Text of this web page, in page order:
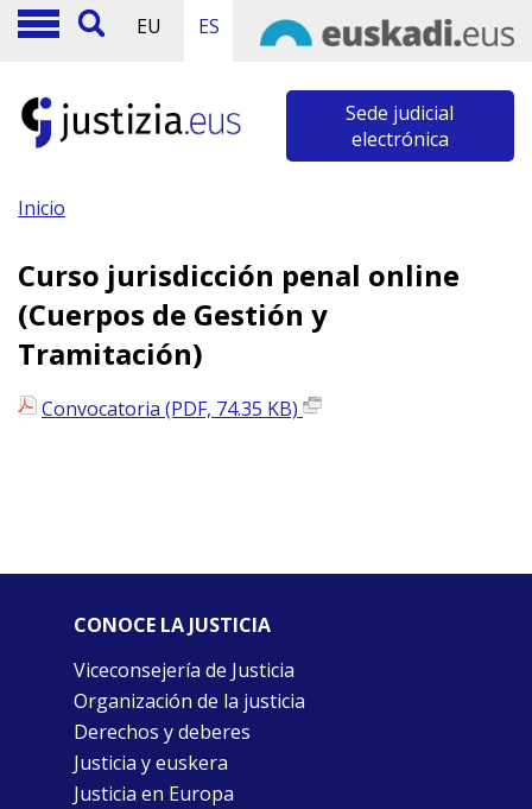
EU ES
Sede judicial
electrónica
Inicio
Curso jurisdicción penal online
(Cuerpos de Gestión y
Tramitación)
Convocatoria (PDF, 74.35 KB)
CONOCE LA JUSTICIA
Viceconsejería de Justicia
Organización de la justicia
Derechos y deberes
Justicia y euskera
Justicia en Europa